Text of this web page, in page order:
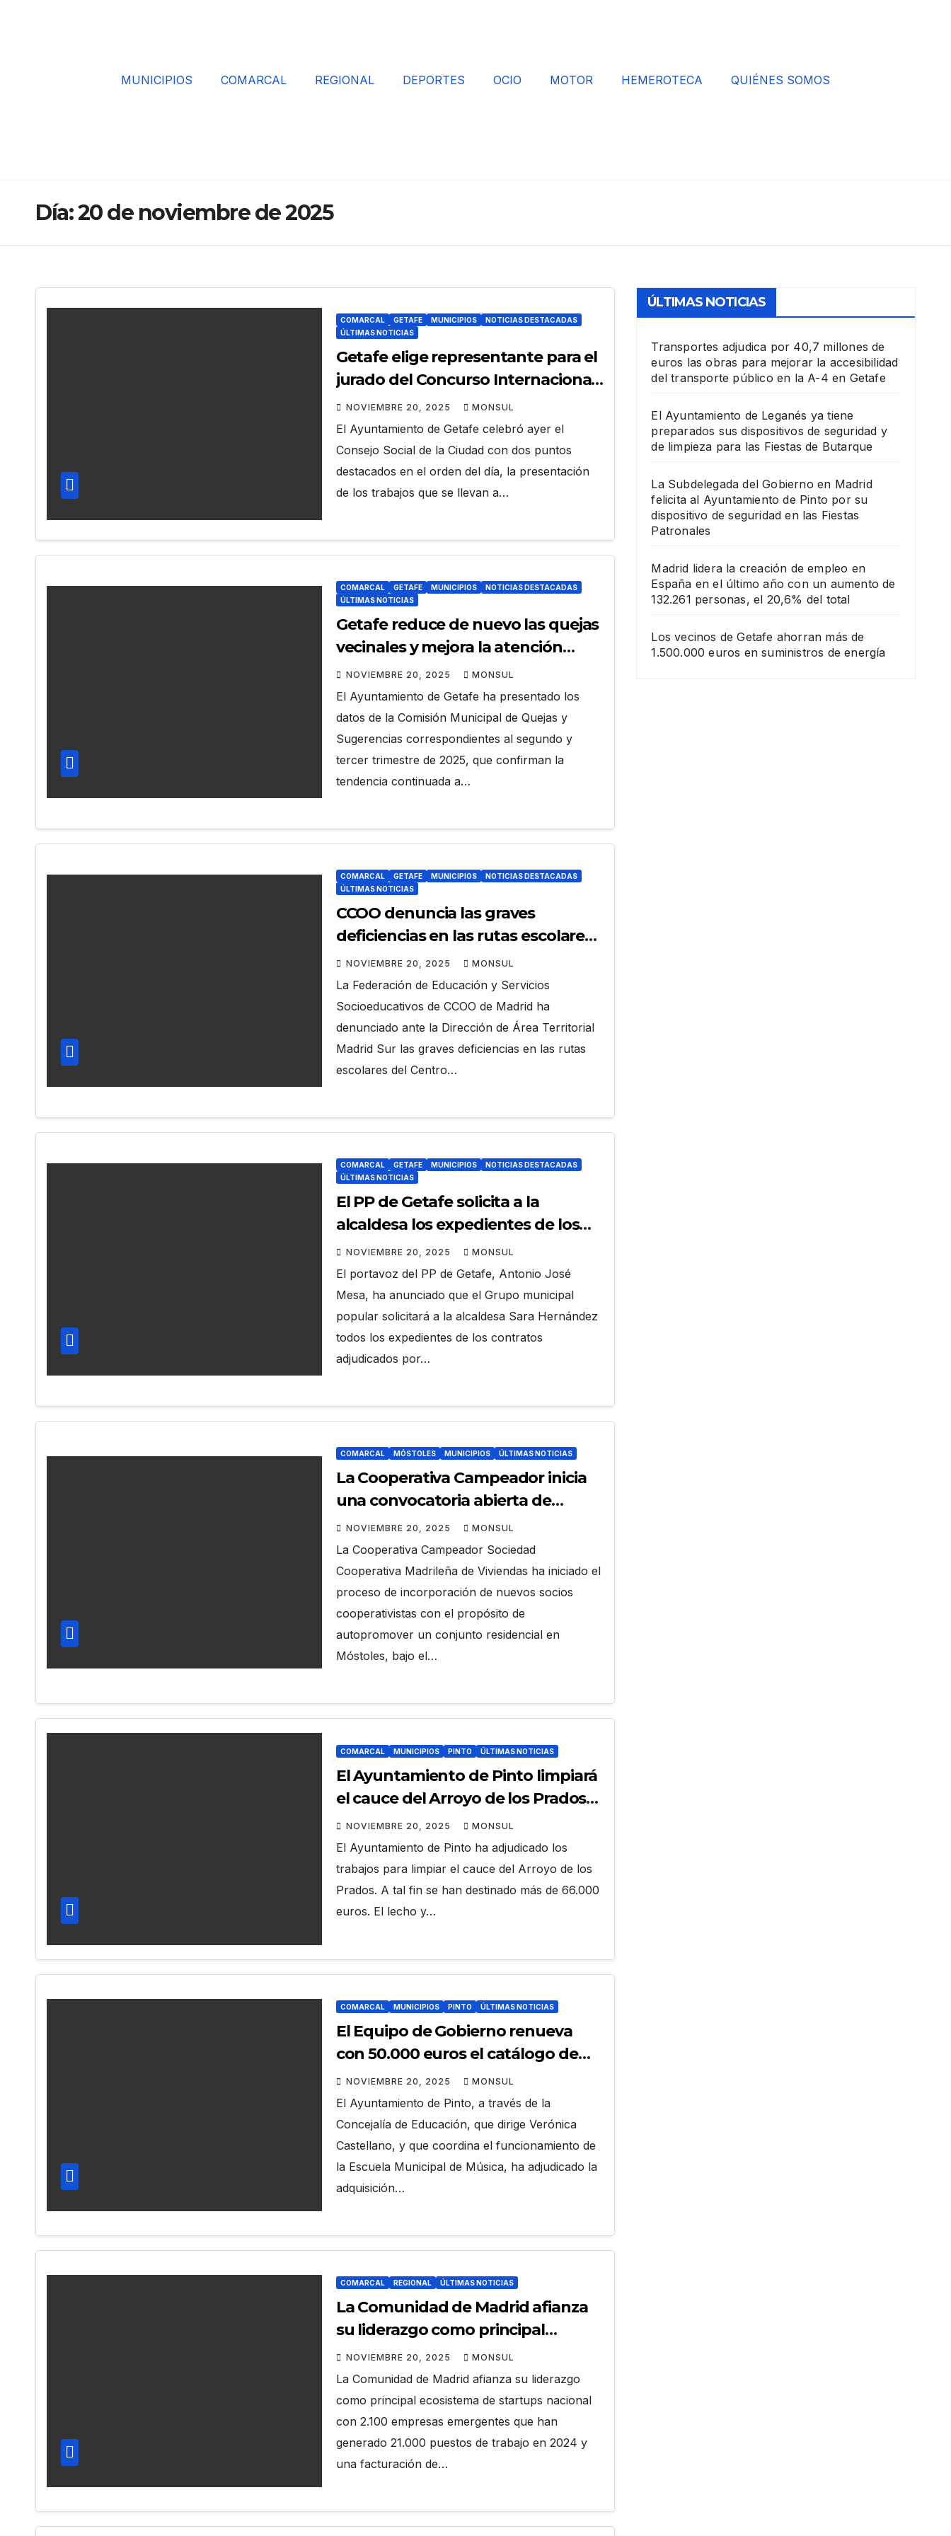
MUNICIPIOS COMARCAL REGIONAL DEPORTES OCIO MOTOR HEMEROTECA QUIÉNES SOMOS
Día:20 de noviembre de 2025
COMARCAL GETAFE MUNICIPIOS
NOTICIAS DESTACADAS
ÚLTIMAS NOTICIAS
Getafe elige representante para el
jurado del Concurso Internacional
del nuevo barrio de La Aviación
NOVIEMBRE 20, 2025 MONSUL
El Ayuntamiento de Getafe celebró ayer el
Consejo Social de la Ciudad con dos puntos
destacados en el orden del día, la presentación
de los trabajos que se llevan a…
COMARCAL GETAFE MUNICIPIOS
NOTICIAS DESTACADAS
ÚLTIMAS NOTICIAS
Getafe reduce de nuevo las quejas
vecinales y mejora la atención
ciudadana
NOVIEMBRE 20, 2025 MONSUL
El Ayuntamiento de Getafe ha presentado los
datos de la Comisión Municipal de Quejas y
Sugerencias correspondientes al segundo y
tercer trimestre de 2025, que confirman la
tendencia continuada a…
COMARCAL GETAFE MUNICIPIOS
NOTICIAS DESTACADAS
ÚLTIMAS NOTICIAS
CCOO denuncia las graves
deficiencias en las rutas escolares
del CPEE Santiago Ramón y Cajal
de Getafe
NOVIEMBRE 20, 2025 MONSUL
La Federación de Educación y Servicios
Socioeducativos de CCOO de Madrid ha
denunciado ante la Dirección de Área Territorial
Madrid Sur las graves deficiencias en las rutas
escolares del Centro…
COMARCAL GETAFE MUNICIPIOS
NOTICIAS DESTACADAS
ÚLTIMAS NOTICIAS
El PP de Getafe solicita a la
alcaldesa los expedientes de los
contratos con Acciona
NOVIEMBRE 20, 2025 MONSUL
El portavoz del PP de Getafe, Antonio José
Mesa, ha anunciado que el Grupo municipal
popular solicitará a la alcaldesa Sara Hernández
todos los expedientes de los contratos
adjudicados por…
COMARCAL MÓSTOLES MUNICIPIOS ÚLTIMAS NOTICIAS
La Cooperativa Campeador inicia
una convocatoria abierta de
participación ciudadana para
sumar nuevos socios
cooperativistas y autopromover
viviendas asequibles en Móstoles
NOVIEMBRE 20, 2025 MONSUL
La Cooperativa Campeador Sociedad
Cooperativa Madrileña de Viviendas ha iniciado el
proceso de incorporación de nuevos socios
cooperativistas con el propósito de
autopromover un conjunto residencial en
Móstoles, bajo el…
COMARCAL MUNICIPIOS PINTO ÚLTIMAS NOTICIAS
El Ayuntamiento de Pinto limpiará
el cauce del Arroyo de los Prados
con una inversión de más de
66.000 euros
NOVIEMBRE 20, 2025 MONSUL
El Ayuntamiento de Pinto ha adjudicado los
trabajos para limpiar el cauce del Arroyo de los
Prados. A tal fin se han destinado más de 66.000
euros. El lecho y…
COMARCAL MUNICIPIOS PINTO ÚLTIMAS NOTICIAS
El Equipo de Gobierno renueva
con 50.000 euros el catálogo de
instrumentos de la Escuela
Municipal de Música
NOVIEMBRE 20, 2025 MONSUL
El Ayuntamiento de Pinto, a través de la
Concejalía de Educación, que dirige Verónica
Castellano, y que coordina el funcionamiento de
la Escuela Municipal de Música, ha adjudicado la
adquisición…
COMARCAL REGIONAL ÚLTIMAS NOTICIAS
La Comunidad de Madrid afianza
su liderazgo como principal
ecosistema de startups nacional
con 2.100 empresas emergentes
NOVIEMBRE 20, 2025 MONSUL
La Comunidad de Madrid afianza su liderazgo
como principal ecosistema de startups nacional
con 2.100 empresas emergentes que han
generado 21.000 puestos de trabajo en 2024 y
una facturación de…
ÚLTIMAS NOTICIAS
Transportes adjudica por 40,7 millones de
euros las obras para mejorar la accesibilidad
del transporte público en la A-4 en Getafe
El Ayuntamiento de Leganés ya tiene
preparados sus dispositivos de seguridad y
de limpieza para las Fiestas de Butarque
La Subdelegada del Gobierno en Madrid
felicita al Ayuntamiento de Pinto por su
dispositivo de seguridad en las Fiestas
Patronales
Madrid lidera la creación de empleo en
España en el último año con un aumento de
132.261 personas, el 20,6% del total
Los vecinos de Getafe ahorran más de
1.500.000 euros en suministros de energía